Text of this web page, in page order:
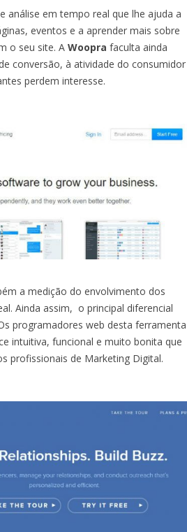
análise em tempo real que lhe ajuda a
eventos e a aprender mais sobre
o seu site. A Woopra faculta ainda
conversão, à atividade do consumidor
perdem interesse.
a medição do envolvimento dos
Ainda assim, o principal diferencial
programadores web desta ferramenta
intuitiva, funcional e muito bonita que
profissionais de Marketing Digital.